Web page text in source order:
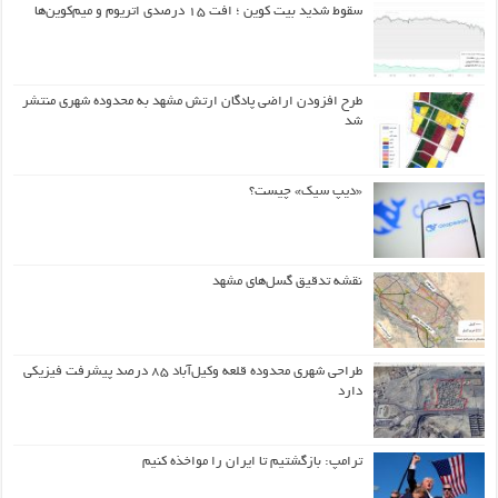
سقوط شدید بیت کوین ؛ افت ۱۵ درصدی اتریوم و میم‌کوین‌ها
طرح افزودن اراضی پادگان ارتش مشهد به محدوده شهری منتشر
شد
«دیپ سیک» چیست؟
نقشه تدقیق گسل‌های مشهد
طراحی شهری محدوده قلعه وکیل‌آباد ۸۵ درصد پیشرفت فیزیکی
دارد
ترامپ: بازگشتیم تا ایران را مواخذه کنیم